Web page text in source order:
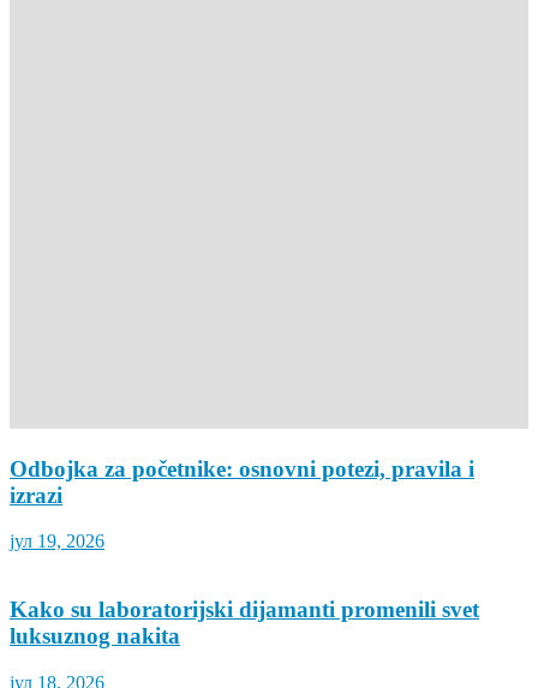
Odbojka za početnike: osnovni potezi, pravila i
izrazi
јул 19, 2026
Kako su laboratorijski dijamanti promenili svet
luksuznog nakita
јул 18, 2026